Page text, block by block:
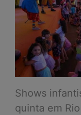
Shows
quinta em